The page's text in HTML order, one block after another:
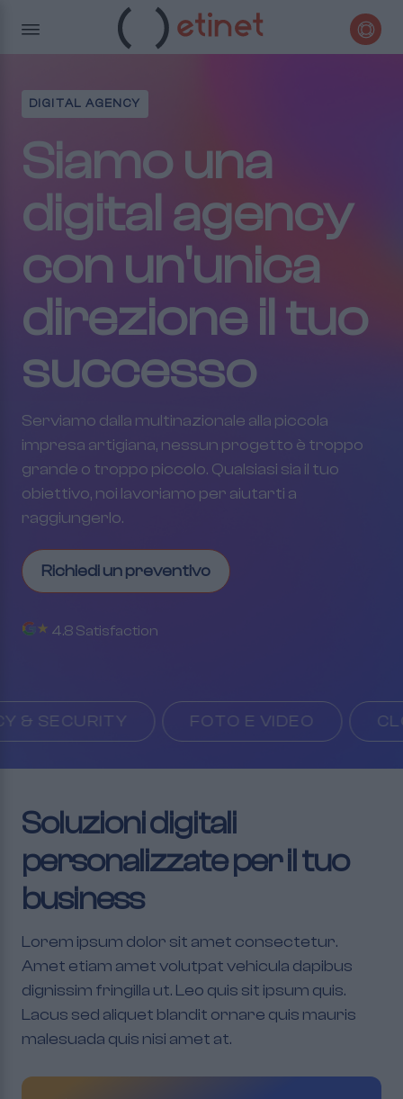
DIGITAL AGENCY
Siamo una
digital agency
con un'unica
direzione il tuo
successo
Serviamo dalla multinazionale alla piccola
impresa artigiana, nessun progetto è troppo
grande o troppo piccolo. Qualsiasi sia il tuo
obiettivo, noi lavoriamo per aiutarti a
raggiungerlo.
Richiedi un preventivo
4.8 Satisfaction
FOTO E VIDEO CLOUD
Soluzioni digitali
personalizzate per il tuo
business
Lorem ipsum dolor sit amet consectetur.
Amet etiam amet volutpat vehicula dapibus
dignissim fringilla ut. Leo quis sit ipsum quis.
Lacus sed aliquet blandit ornare quis mauris
malesuada quis nisi amet at.